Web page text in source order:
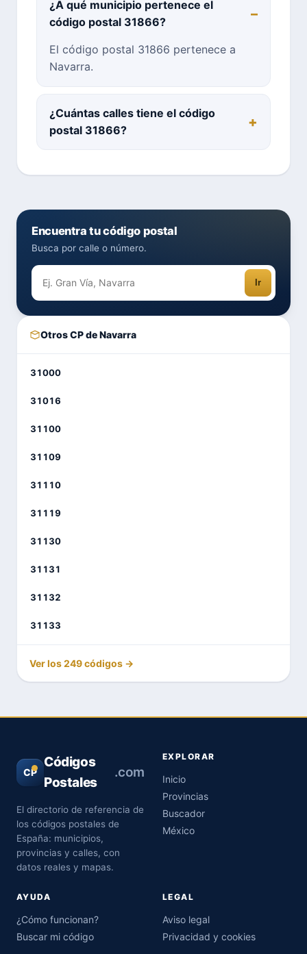
¿A qué municipio pertenece el
código postal 31866?
El código postal 31866 pertenece a
Navarra.
¿Cuántas calles tiene el código
postal 31866?
Encuentra tu código postal
Busca por calle o número.
Ir
Otros CP de Navarra
31000
31016
31100
31109
31110
31119
31130
31131
31132
31133
Ver los 249 códigos →
CP
Códigos
Postales
.com
El directorio de referencia de
los códigos postales de
España: municipios,
provincias y calles, con
datos reales y mapas.
EXPLORAR
Inicio
Provincias
Buscador
México
AYUDA
¿Cómo funcionan?
Buscar mi código
LEGAL
Aviso legal
Privacidad y cookies